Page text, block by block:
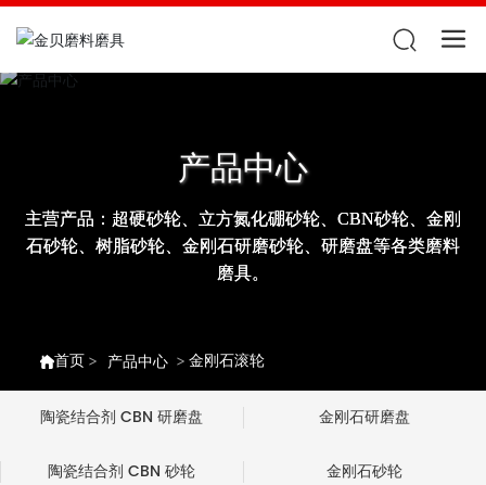
产品中心
主营产品：超硬砂轮、立方氮化硼砂轮、CBN砂轮、金刚
石砂轮、树脂砂轮、金刚石研磨砂轮、研磨盘等各类磨料
磨具。
首页 产品中心 金刚石滚轮
陶瓷结合剂 CBN 研磨盘 金刚石研磨盘
陶瓷结合剂 CBN 砂轮 金刚石砂轮